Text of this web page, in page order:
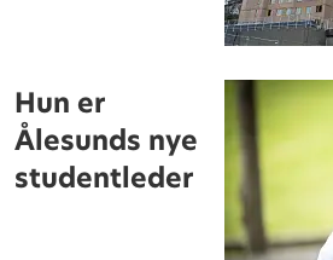
Hun er
Ålesunds nye
studentleder